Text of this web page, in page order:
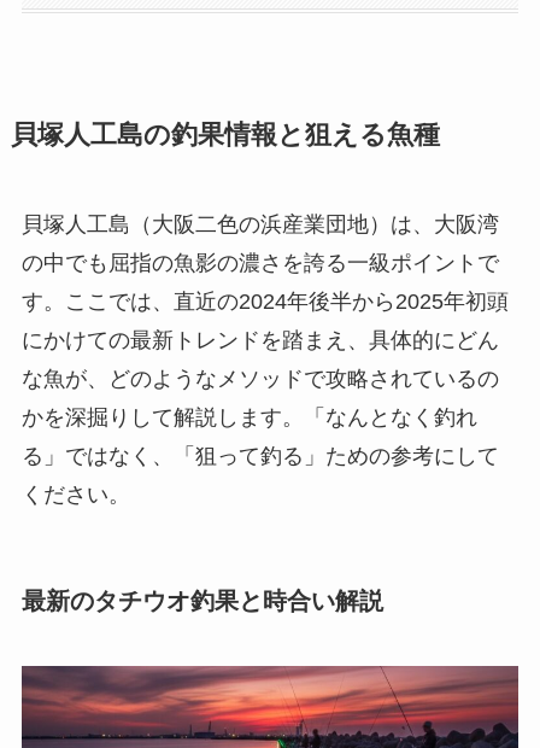
貝塚人工島の釣果情報と狙える魚種
貝塚人工島（大阪二色の浜産業団地）は、大阪湾
の中でも屈指の魚影の濃さを誇る一級ポイントで
す。ここでは、直近の2024年後半から2025年初頭
にかけての最新トレンドを踏まえ、具体的にどん
な魚が、どのようなメソッドで攻略されているの
かを深掘りして解説します。「なんとなく釣れ
る」ではなく、「狙って釣る」ための参考にして
ください。
最新のタチウオ釣果と時合い解説